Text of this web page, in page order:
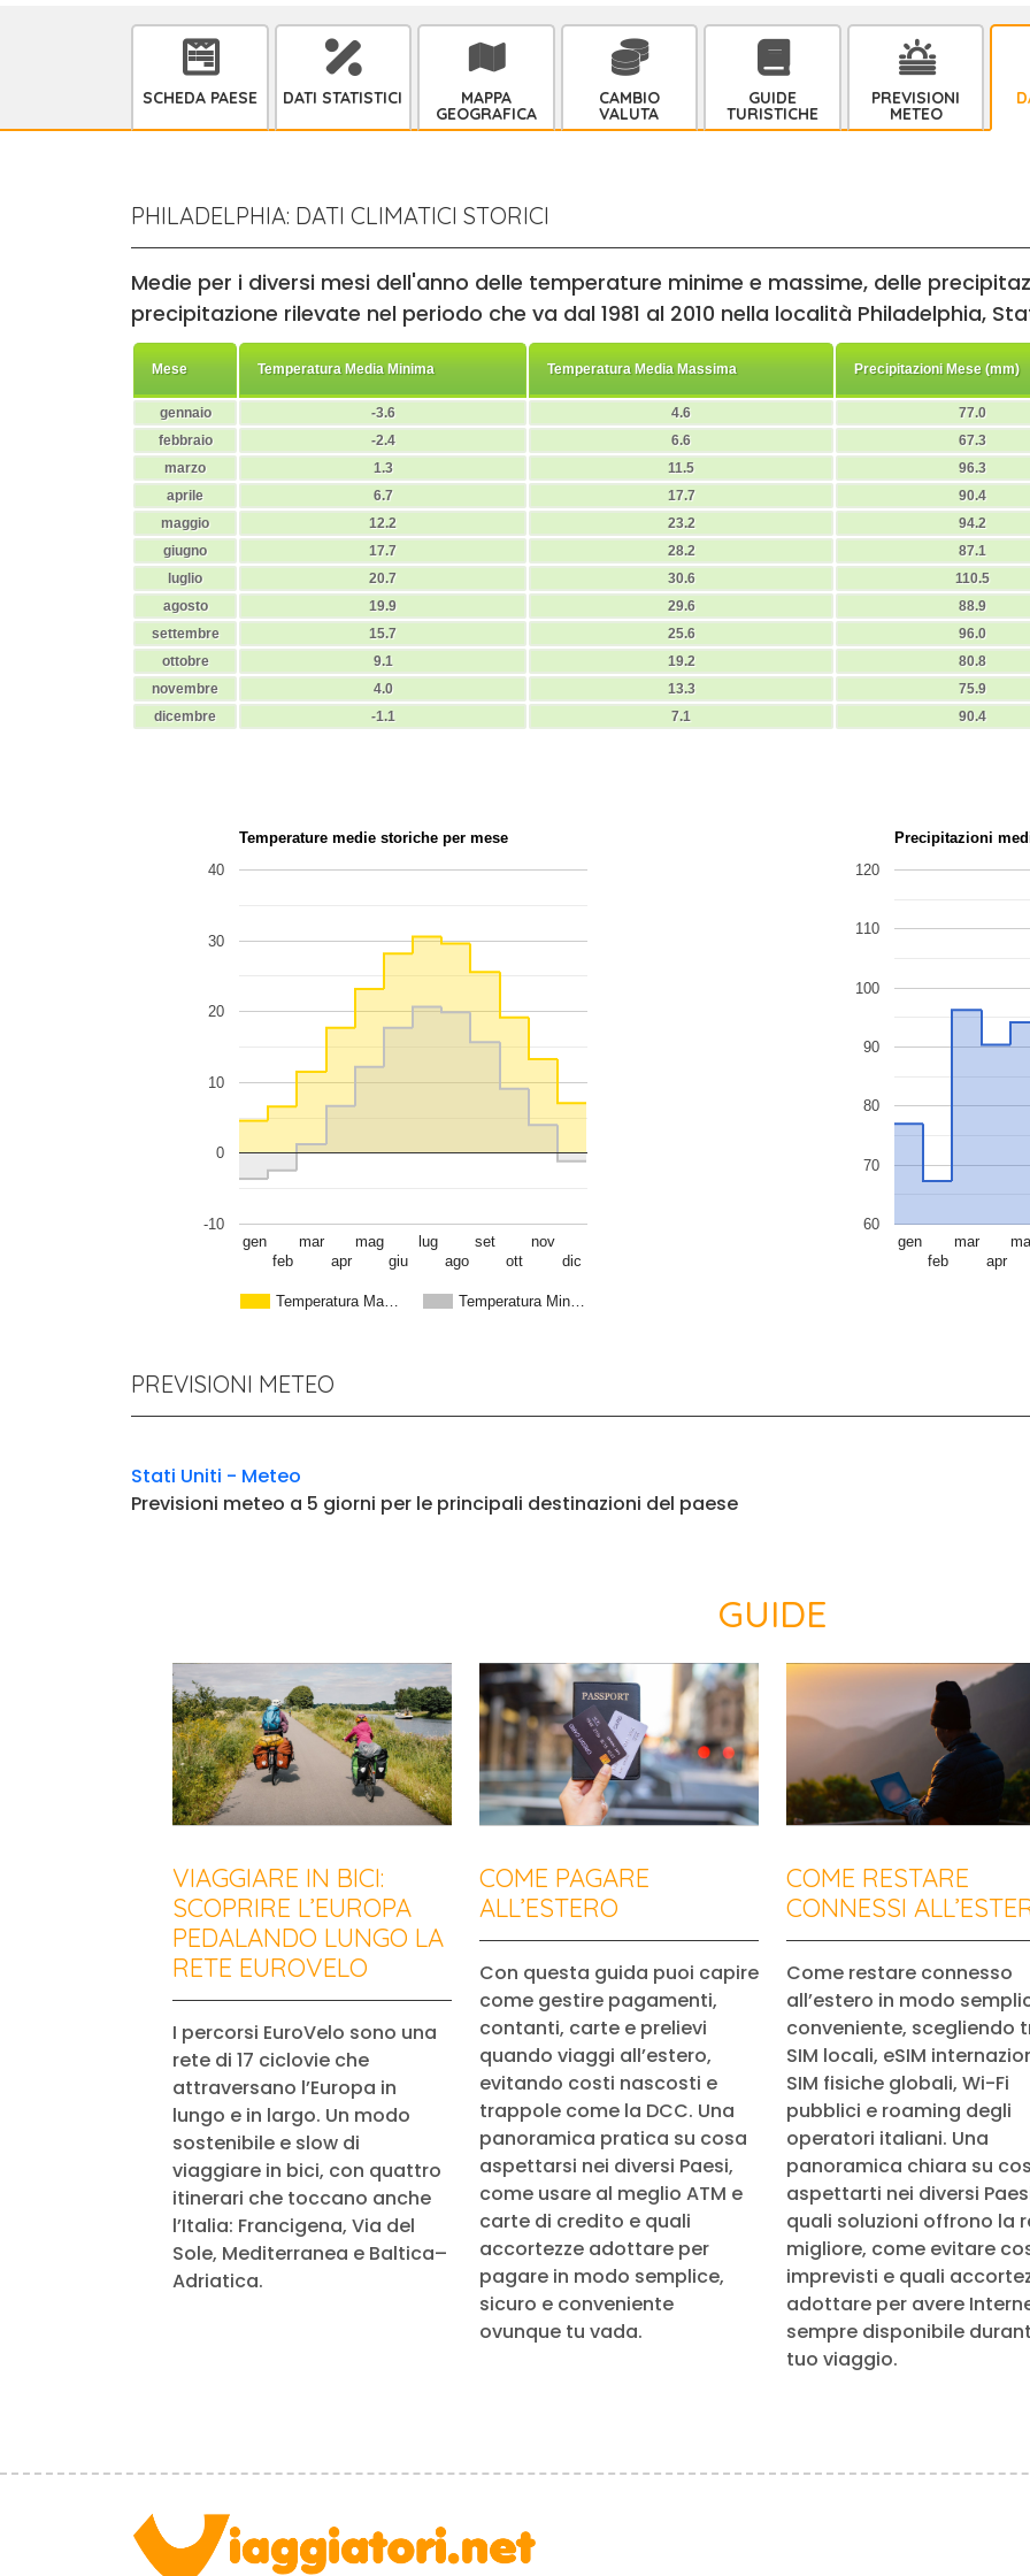
SCHEDA PAESE DATI STATISTICI MAPPA
GEOGRAFICA
CAMBIO
VALUTA
GUIDE
TURISTICHE
PREVISIONI
METEO
PHILADELPHIA: DATI CLIMATICI STORICI
Medie per i diversi mesi dell'anno delle temperature minime e massime, delle
precipitazione rilevate nel periodo che va dal 1981 al 2010 nella località Philadelphia,
Mese Temperatura Media Minima Temperatura Media Massima Precipitazioni Mese (mm)
gennaio -3.6 4.6 77.0
febbraio
-2.4 6.6 67.3
marzo
1.3 11.5 96.3
aprile
6.7 17.7 90.4
maggio
12.2 23.2 94.2
giugno
17.7 28.2 87.1
luglio
20.7 30.6 110.5
agosto
19.9 29.6 88.9
settembre
15.7 25.6 96.0
ottobre
9.1 19.2 80.8
novembre
4.0 13.3 75.9
dicembre
-1.1 7.1 90.4
Temperature medie storiche per mese
Temperatura Ma… Temperatura Min…
gen
feb
mar
apr
mag
giu
lug
ago
set
ott
nov
dic
-10
0
10
20
30
40
Precipitazioni
gen
feb
mar
apr
60
70
80
90
100
110
120
PREVISIONI METEO
Stati Uniti - Meteo
Previsioni meteo a 5 giorni per le principali destinazioni del paese
GUIDE
VIAGGIARE IN BICI:
SCOPRIRE L’EUROPA
PEDALANDO LUNGO LA
RETE EUROVELO
I percorsi EuroVelo sono una
rete di 17 ciclovie che
attraversano l’Europa in
lungo e in largo. Un modo
sostenibile e slow di
viaggiare in bici, con quattro
itinerari che toccano anche
l’Italia: Francigena, Via del
Sole, Mediterranea e Baltica–
Adriatica.
COME PAGARE
ALL’ESTERO
Con questa guida puoi capire
come gestire pagamenti,
contanti, carte e prelievi
quando viaggi all’estero,
evitando costi nascosti e
trappole come la DCC. Una
panoramica pratica su cosa
aspettarsi nei diversi Paesi,
come usare al meglio ATM e
carte di credito e quali
accortezze adottare per
pagare in modo semplice,
sicuro e conveniente
ovunque tu vada.
COME RESTARE
CONNESSI
Come restare connesso
all’estero in modo
conveniente, scegliendo
SIM locali, eSIM
SIM fisiche globali, Wi-Fi
pubblici e roaming degli
operatori italiani. Una
panoramica chiara su
aspettarti nei diversi
quali soluzioni offrono la
migliore, come evitare
imprevisti e quali
adottare per avere
sempre disponibile
tuo viaggio.